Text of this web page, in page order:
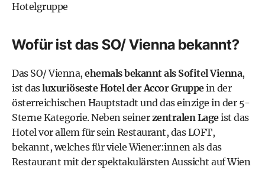
Hotelgruppe
Wofür ist das SO/ Vienna bekannt?
Das SO/ Vienna, ehemals bekannt als Sofitel Vienna,
ist dasluxuriöseste Hotel der Accor Gruppein der
österreichischen Hauptstadt und das einzige in der 5-
Sterne Kategorie. Neben seinerzentralen Lageist das
Hotel vor allem für seinRestaurant, das LOFT,
bekannt, welches für viele Wiener:innen als das
Restaurant mit der spektakulärsten Aussicht auf Wien